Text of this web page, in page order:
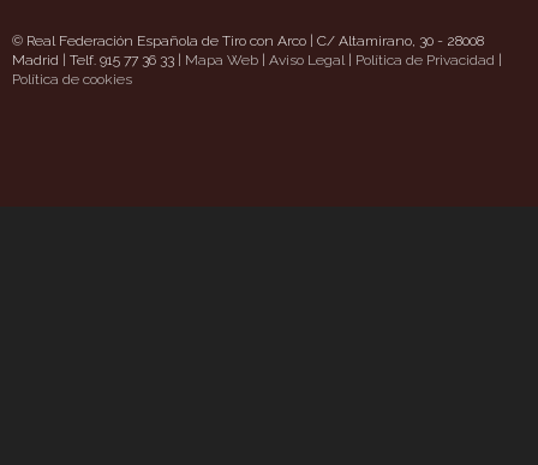
© Real Federación Española de Tiro con Arco | C/ Altamirano, 30 - 28008
Madrid | Telf. 915 77 36 33 | Mapa Web Aviso Legal| Política de Privacidad
Política de cookieshttps://www.uavpioneers.com/